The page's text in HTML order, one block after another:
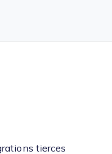
tierces